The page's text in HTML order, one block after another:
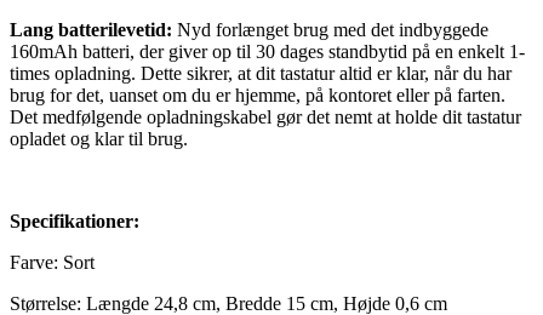
Lang batterilevetid: Nyd forlænget brug med det indbyggede
160mAh batteri, der giver op til 30 dages standbytid på en enkelt 1-
times opladning. Dette sikrer, at dit tastatur altid er klar, når du har
brug for det, uanset om du er hjemme, på kontoret eller på farten.
Det medfølgende opladningskabel gør det nemt at holde dit tastatur
opladet og klar til brug.
Specifikationer:
Farve: Sort
Størrelse: Længde 24,8 cm, Bredde 15 cm, Højde 0,6 cm